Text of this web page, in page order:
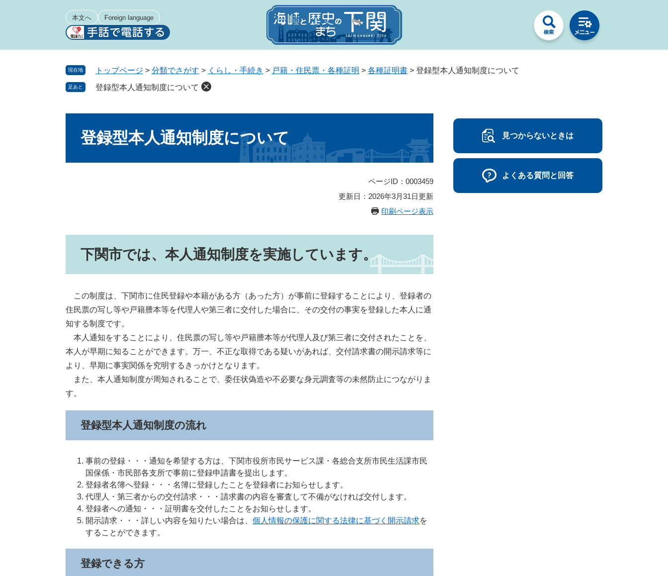
本文へ Foreign language
現在地 トップページ > 分類でさがす > くらし・手続き > 戸籍・住民票・各種証明 > 各種証明書 > 登録型本人通知制度について
足あと 登録型本人通知制度について
登録型本人通知制度について
ページID：0003459
更新日：2026年3月31日更新
印刷ページ表示
下関市では、本人通知制度を実施しています。
この制度は、下関市に住民登録や本籍がある方（あった方）が事前に登録することにより、登録者の
住民票の写し等や戸籍謄本等を代理人や第三者に交付した場合に、その交付の事実を登録した本人に通
知する制度です。
本人通知をすることにより、住民票の写し等や戸籍謄本等が代理人及び第三者に交付されたことを、
本人が早期に知ることができます。万一、不正な取得である疑いがあれば、交付請求書の開示請求等に
より、早期に事実関係を究明するきっかけとなります。
また、本人通知制度が周知されることで、委任状偽造や不必要な身元調査等の未然防止につながりま
す。
登録型本人通知制度の流れ
事前の登録・・・通知を希望する方は、下関市役所市民サービス課・各総合支所市民生活課市民
国保係・市民部各支所で事前に登録申請書を提出します。
登録者名簿へ登録・・・名簿に登録したことを登録者にお知らせします。
代理人・第三者からの交付請求・・・請求書の内容を審査して不備がなければ交付します。
登録者への通知・・・証明書を交付したことをお知らせします。
開示請求・・・詳しい内容を知りたい場合は、 個人情報の保護に関する法律に基づく開示請求を
することができます。
登録できる方
見つからないときは
よくある質問と回答